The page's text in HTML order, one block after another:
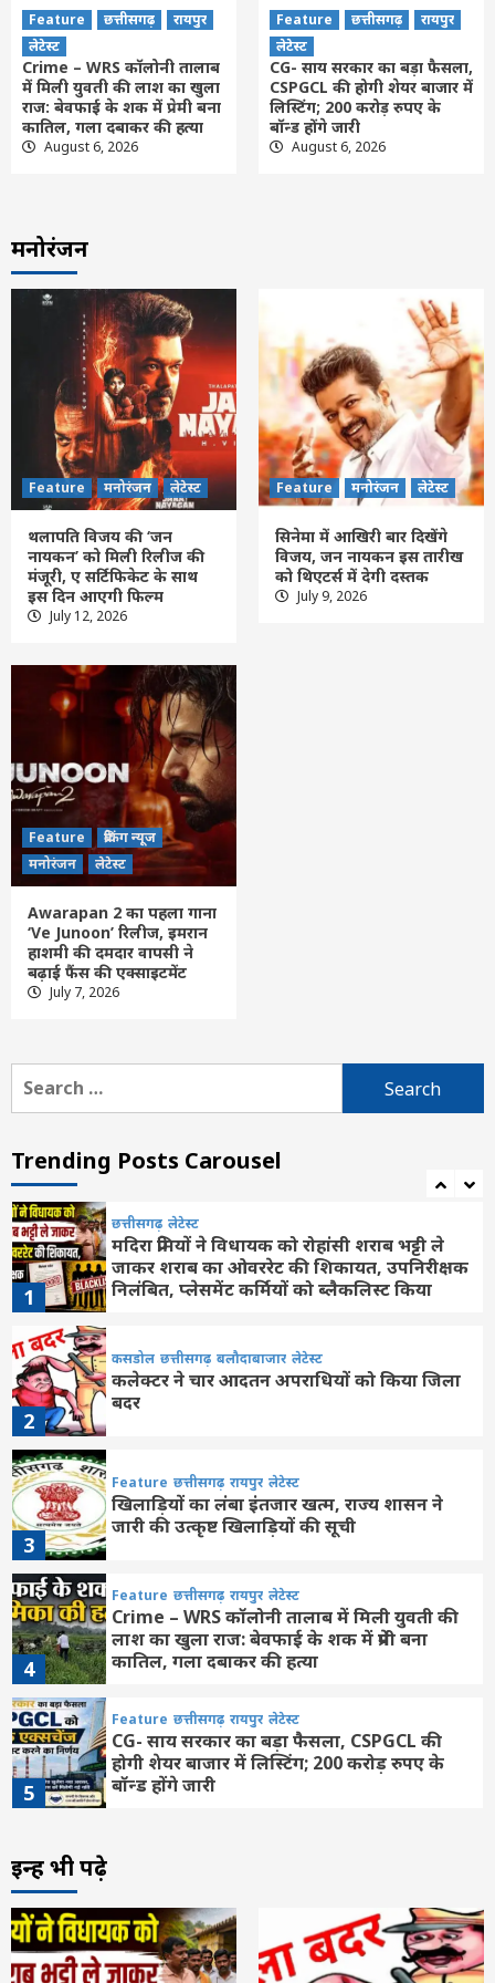
Feature छत्तीसगढ़
रायपुर
लेटेस्ट
Crime – WRS कॉलोनी तालाब
में मिली युवती की लाश का खुला
राज: बेवफाई के शक में प्रेमी बना
कातिल, गला दबाकर की हत्या
August 6, 2026
Feature छत्तीसगढ़
रायपुर
लेटेस्ट
CG- साय सरकार का बड़ा फैसला,
CSPGCL की होगी शेयर बाजार में
लिस्टिंग; 200 करोड़ रुपए के
बॉन्ड होंगे जारी
August 6, 2026
मनोरंजन
Feature मनोरंजन लेटेस्ट
थलापति विजय की ‘जन
नायकन’ को मिली रिलीज की
मंजूरी, ए सर्टिफिकेट के साथ
इस दिन आएगी फिल्म
July 12, 2026
Feature मनोरंजन लेटेस्ट
सिनेमा में आखिरी बार दिखेंगे
विजय, जन नायकन इस तारीख
को थिएटर्स में देगी दस्तक
July 9, 2026
Feature
ब्रेकिंग न्यूज
मनोरंजन
लेटेस्ट
Awarapan 2 का पहला गाना
‘Ve Junoon’ रिलीज, इमरान
हाशमी की दमदार वापसी ने
बढ़ाई फैंस की एक्साइटमेंट
July 7, 2026
Search
for:
Trending Posts Carousel
Feature
4
Feature छत्तीसगढ़ रायपुर
Crime – WRS कॉलोनी तालाब में मिली युवती की
लाश का खुला राज: बेवफाई के शक में प्रेमी बना
कातिल, गला दबाकर की हत्या
5
Feature छत्तीसगढ़
CG- साय सरकार का बड़ा फैसला, CSPGCL की
बॉन्ड होंगे जारी
Feature राशि फल
Aaj ka panchang 6 August: आज सावन
7
Aaj ka Rashifal 6 August 2026: कैसा रहेगा
अपना भविष्यफल
1
छत्तीसगढ़ लेटेस्ट
मदिरा प्रेमियों ने विधायक को रोहांसी शराब भट्टी ले
जाकर शराब का ओवररेट की शिकायत, उपनिरीक्षक
निलंबित, प्लेसमेंट कर्मियों को ब्लैकलिस्ट किया
2
कसडोल छत्तीसगढ़ बलौदाबाजार लेटेस्ट
कलेक्टर ने चार आदतन अपराधियों को किया जिला
बदर
3
Feature छत्तीसगढ़ रायपुर लेटेस्ट
खिलाड़ियों का लंबा इंतजार खत्म, राज्य शासन ने
जारी की उत्कृष्ट खिलाड़ियों की सूची
4
Feature छत्तीसगढ़ रायपुर लेटेस्ट
Crime – WRS कॉलोनी तालाब में मिली युवती की
लाश का खुला राज: बेवफाई के शक में प्रेमी बना
कातिल, गला दबाकर की हत्या
5
Feature छत्तीसगढ़ रायपुर लेटेस्ट
CG- साय सरकार का बड़ा फैसला, CSPGCL की
होगी शेयर बाजार में लिस्टिंग; 200 करोड़ रुपए के
बॉन्ड होंगे जारी
6
अशुभ मुहूर्त
Feature राशि फल लेटेस्ट
इन्हें भी पढ़े